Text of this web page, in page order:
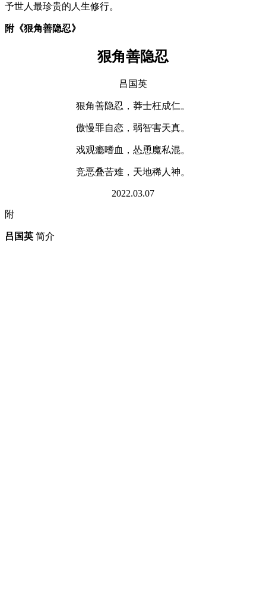
予世人最珍贵的人生修行。
附《狠角善隐忍》
狠角善隐忍
吕国英
狠角善隐忍，莽士枉成仁。
傲慢罪自恋，弱智害天真。
戏观瘾嗜血，怂恿魔私混。
竞恶叠苦难，天地稀人神。
2022.03.07
附
吕国英 简介